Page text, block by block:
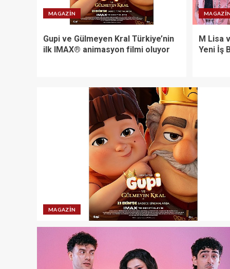
MAGAZIN
Gupi ve Gülmeyen Kral Türkiye’nin
ilk IMAX® animasyon filmi oluyor
M Lisa
Yeni İş
MAGAZIN